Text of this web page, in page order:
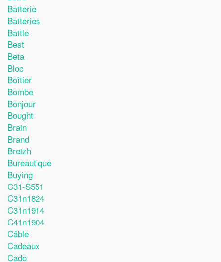
Batterie
Batteries
Battle
Best
Beta
Bloc
Boîtier
Bombe
Bonjour
Bought
Brain
Brand
Breizh
Bureautique
Buying
C31-S551
C31n1824
C31n1914
C41n1904
Câble
Cadeaux
Cado